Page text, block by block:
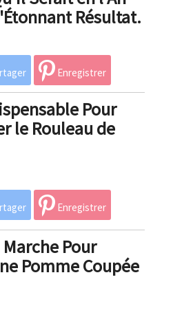
Résultat.
Enregistrer
Pour
le Rouleau de
Enregistrer
Pour
Pomme Coupée